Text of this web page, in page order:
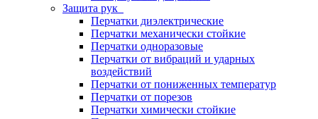
Защита рук
Перчатки диэлектрические
Перчатки механически стойкие
Перчатки одноразовые
Перчатки от вибраций и ударных
воздействий
Перчатки от пониженных температур
Перчатки от порезов
Перчатки химически стойкие